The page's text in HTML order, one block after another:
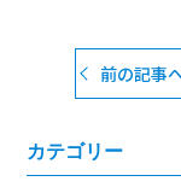
前の記事
カテゴリー